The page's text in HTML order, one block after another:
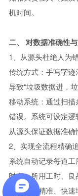
机时间。
二、 对数据准确性
1、从源头杜绝人为
传统方式：手写字迹
导致“垃圾数据进，垃
移动系统：通过扫
错误。系统可设定逻
从源头保证数据准确
2、实现全流程精确
系统自动记录每道
时间、所用工时、
题，可以精准、快